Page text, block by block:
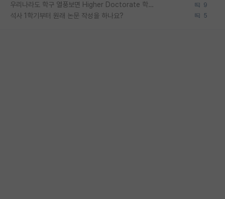
우리나라도 학구 열풍보면 Higher Doctorate 학위가 필요하다고 봅니다. 9
석사 1학기부터 원래 논문 작성을 하나요? 5